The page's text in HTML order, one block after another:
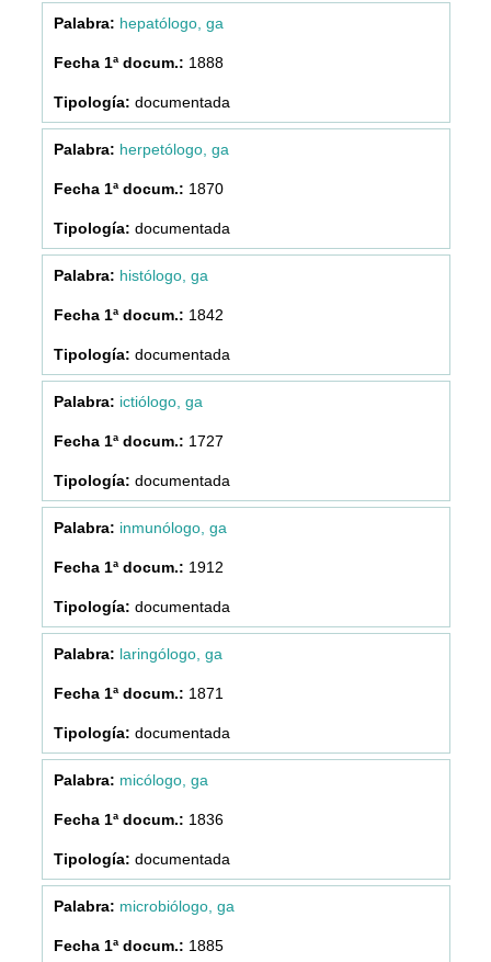
hepatólogo, ga
1888
documentada
herpetólogo, ga
1870
documentada
histólogo, ga
1842
documentada
ictiólogo, ga
1727
documentada
inmunólogo, ga
1912
documentada
laringólogo, ga
1871
documentada
micólogo, ga
1836
documentada
microbiólogo, ga
1885